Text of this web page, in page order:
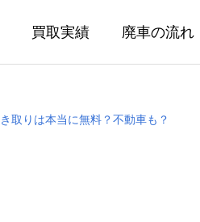
買取実績 廃車の流れ
取りは本当に無料？不動車も？